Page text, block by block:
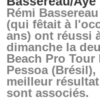
Rémi
(qui fêtait à
ans) ont réussi
dimanche la
Beach Pro Tour
Pessoa
meilleur
sont associés.